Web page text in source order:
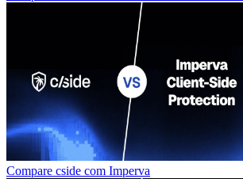
Compare cside com Imperva